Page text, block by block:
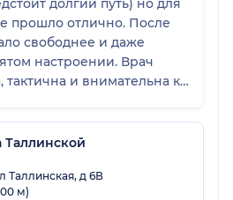
долгий путь) но для
прошло отлично. После
свободнее и даже
настроении. Врач
тактична и внимательна к
и вытащить всю
и без лишней
подход на мой
Таллинская, д 6В
м)